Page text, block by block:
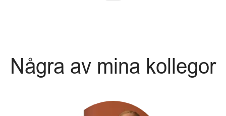
Några av mina kollegor